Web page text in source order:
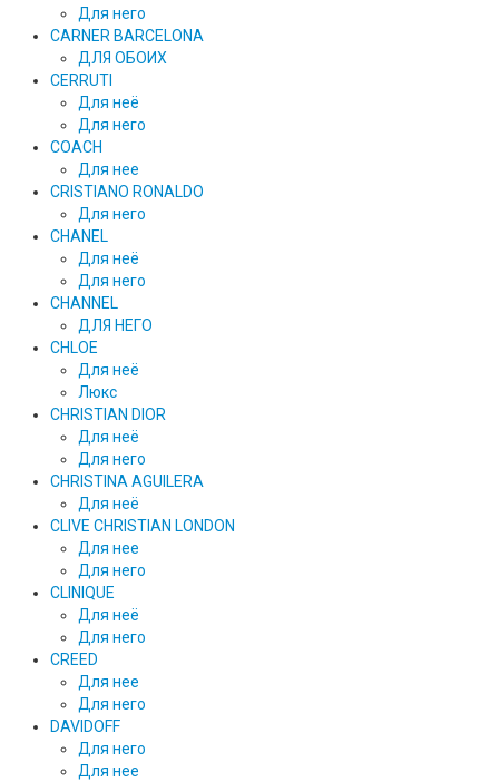
Для него
CARNER BARCELONA
ДЛЯ ОБОИХ
CERRUTI
Для неё
Для него
COACH
Для нее
CRISTIANO RONALDO
Для него
CHANEL
Для неё
Для него
CHANNEL
ДЛЯ НЕГО
CHLOE
Для неё
Люкс
CHRISTIAN DIOR
Для неё
Для него
CHRISTINA AGUILERA
Для неё
CLIVE CHRISTIAN LONDON
Для нее
Для него
CLINIQUE
Для неё
Для него
CREED
Для нее
Для него
DAVIDOFF
Для него
Для нее